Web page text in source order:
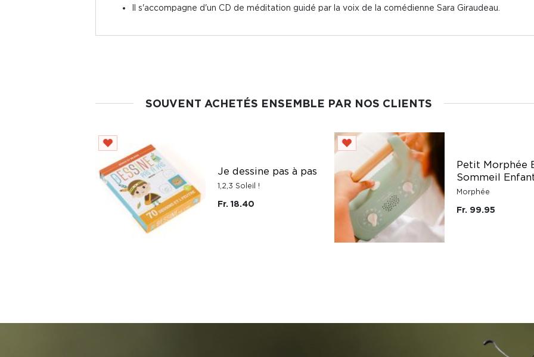
Il s'accompagne d'un CD de méditation guidé par la voix de la comédienne Sara Giraudeau.
SOUVENT ACHETÉS ENSEMBLE PAR NOS CLIENTS
Je dessine pas à pas
1,2,3 Soleil !
Fr. 18.40
Petit Morphée
Sommeil
Morphée
Fr. 99.95